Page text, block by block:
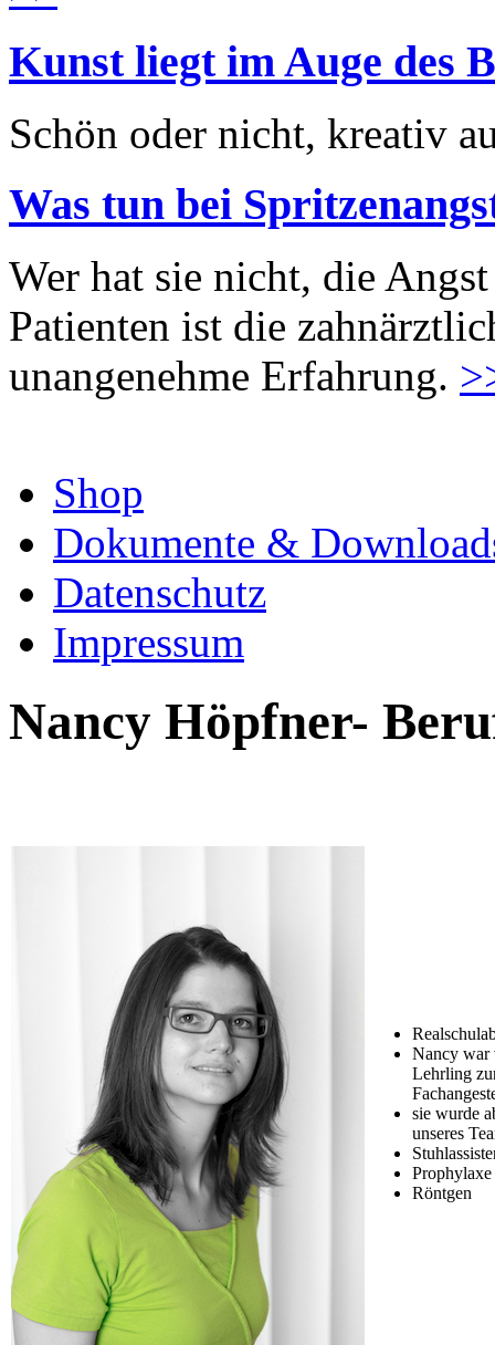
Kunst liegt im Auge des
Schön oder nicht, kreativ
Was tun bei
Wer hat sie nicht, die
Patienten ist die
unangenehme Erfahrung.
Shop
Dokumente &
Datenschutz
Impressum
Nancy Höpfner-
Nancy war
Lehrling
sie wurde
unseres
Prophylaxe
Röntgen